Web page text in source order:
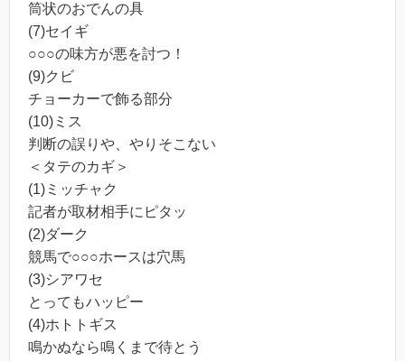
筒状のおでんの具
(7)セイギ
○○○の味方が悪を討つ！
(9)クビ
チョーカーで飾る部分
(10)ミス
判断の誤りや、やりそこない
＜タテのカギ＞
(1)ミッチャク
記者が取材相手にピタッ
(2)ダーク
競馬で○○○ホースは穴馬
(3)シアワセ
とってもハッピー
(4)ホトトギス
鳴かぬなら鳴くまで待とう